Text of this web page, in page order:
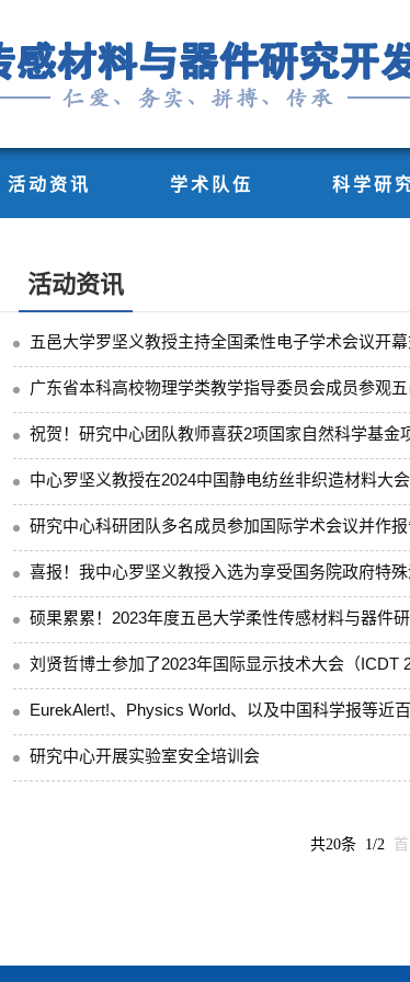
活动资讯 学术队伍 科学研
活动资讯
五邑大学罗坚义教授主持全国柔性电子学术会议开
广东省本科高校物理学类教学指导委员会成员参观
祝贺！研究中心团队教师喜获2项国家自然科学基金
中心罗坚义教授在2024中国静电纺丝非织造材料大
研究中心科研团队多名成员参加国际学术会议并作
喜报！我中心罗坚义教授入选为享受国务院政府特
硕果累累！2023年度五邑大学柔性传感材料与器件
刘贤哲博士参加了2023年国际显示技术大会（ICDT
EurekAlert!、Physics World、以及中国科学报等近
研究中心开展实验室安全培训会
共20条 1/2